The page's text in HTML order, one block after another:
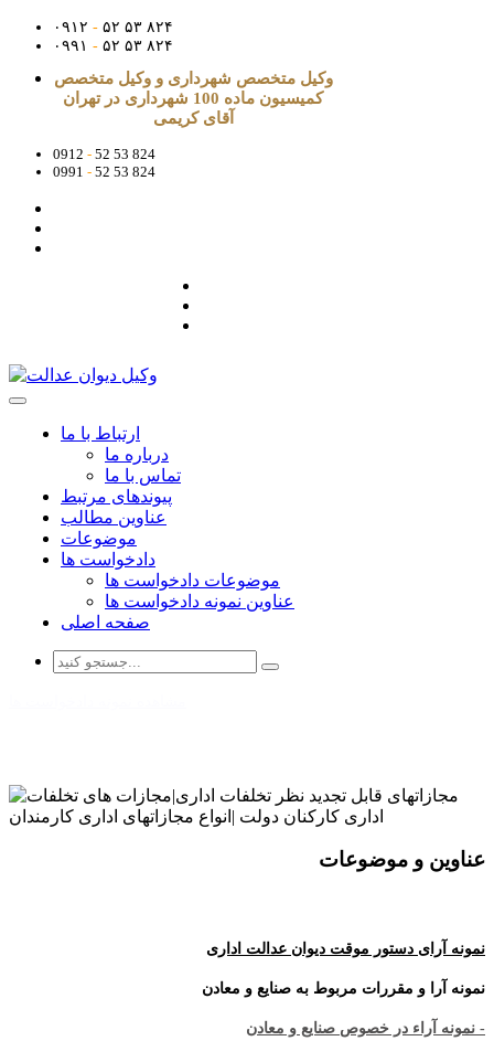
۰۹۱۲ - ۵۲ ۵۳ ۸۲۴
۰۹۹۱ - ۵۲ ۵۳ ۸۲۴
وکیل متخصص شهرداری و وکیل متخصص
کمیسیون ماده 100 شهرداری در تهران
آقای کریمی
0912 - 52 53 824
0991 - 52 53 824
ارتباط با ما
درباره ما
تماس با ما
پیوندهای مرتبط
عناوین مطالب
موضوعات
دادخواست ها
موضوعات دادخواست ها
عناوین نمونه دادخواست ها
صفحه اصلی
عناوین و موضوعات
نمونه آرای دستور موقت دیوان عدالت اداری
نمونه آرا و مقررات مربوط به صنایع و معادن
- نمونه آراء در خصوص صنایع و معادن